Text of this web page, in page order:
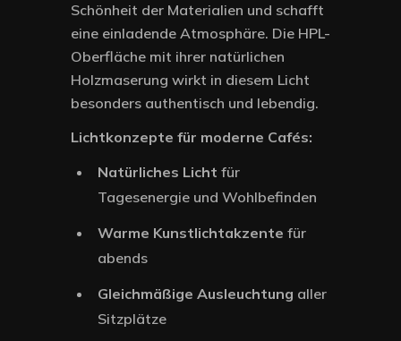
Schönheit der Materialien und schafft
eine einladende Atmosphäre. Die HPL-
Oberfläche mit ihrer natürlichen
Holzmaserung wirkt in diesem Licht
besonders authentisch und lebendig.
Lichtkonzepte für moderne Cafés:
Natürliches Licht für
Tagesenergie und Wohlbefinden
Warme Kunstlichtakzente für
abends
Gleichmäßige Ausleuchtung aller
Sitzplätze